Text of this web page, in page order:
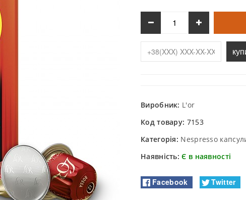
Виробник: L'or
Код товару: 7153
Категорія: Nespresso
Наявність:Є в наявності
Facebook Twitter